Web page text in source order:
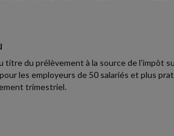
du prélèvement à la source de l'impôt
les employeurs de 50 salariés et plus
trimestriel.